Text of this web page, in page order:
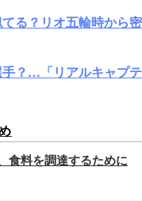
る？リオ五輪時から密
？…「リアルキャプテ
食料を調達するために